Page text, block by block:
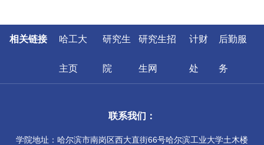
相关链接 哈工大
主页
研究生
院
研究生招
生网
计财
处
后勤服
务
联系我们：
学院地址：哈尔滨市南岗区西大直街66号哈尔滨工业大学土木楼